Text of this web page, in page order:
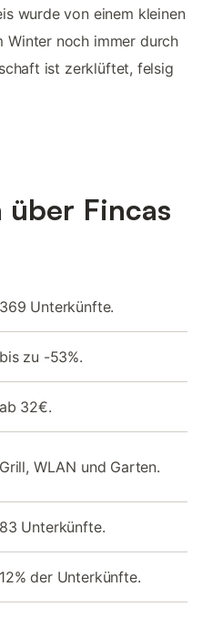
wurde von einem kleinen
Winter noch immer durch
ist zerklüftet, felsig
Fincas
369 Unterkünfte.
bis zu -53%.
ab 32€.
Grill, WLAN und Garten.
83 Unterkünfte.
12% der Unterkünfte.